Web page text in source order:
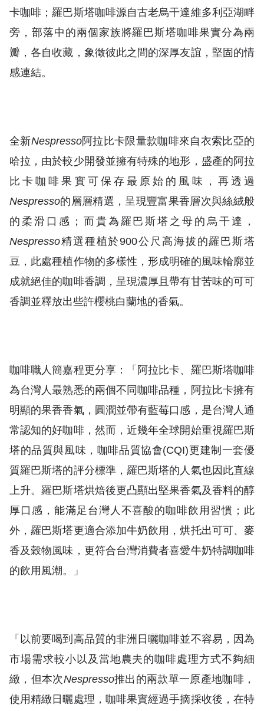
卡咖啡；羅巴斯塔咖啡源自古老烏干達維多利亞湖畔
旁，部落中的兩個家族將羅巴斯塔咖啡果實分為兩
瓣，各自收藏，象徵彼此之間的深厚友誼，堅固的情
感連結。
全新Nespresso阿拉比卡限量款咖啡來自衣索比亞的
哈拉，由於較少開發並擁有特殊的地形，盛產的阿拉
比卡咖啡果實可保存最原始的風味，再透過
Nespresso的層層精選，呈現豐富果香層次與絲絨般
的柔滑口感；而貴為羅巴斯塔之母的烏干達，
Nespresso精選種植於900公尺高海拔的羅巴斯塔
豆，此處種植作物的多樣性，形成明確的風味輪廓並
成就絕佳的咖啡香調，呈現濃厚且帶有甘苦味的可可
香調並釋放出些許櫻桃白蘭地的香氣。
咖啡職人簡嘉程更分享：「阿拉比卡、羅巴斯塔咖啡
為台灣人最熟悉的兩個不同咖啡品種，阿拉比卡擁有
明顯的果香香氣，圓潤並帶有藍莓口感，是台灣人通
常認知的好咖啡，然而，近幾年全球開始重視羅巴斯
塔的品質與風味，咖啡品質協會(CQI)更建制一套優
質羅巴斯塔的評分標準，羅巴斯塔的人氣也因此直線
上升。羅巴斯塔烘焙後更凸顯出堅果香氣及香料的醇
厚口感，能滿足台灣人不喜酸的咖啡飲用習慣；此
外，羅巴斯塔更適合添加牛奶飲用，烘托出可可、麥
香及穀物風味，更符合台灣消費者喜愛牛奶特調咖啡
的飲用風潮。」
「以前要喝到高品質的非洲日曬咖啡並不容易，因為
市場需求較小以及當地農夫的咖啡處理方式不夠細
緻，但本次Nespresso推出的兩款單一原產地咖啡，
使用精緻日曬處理，咖啡果實經過手摘採收後，在特